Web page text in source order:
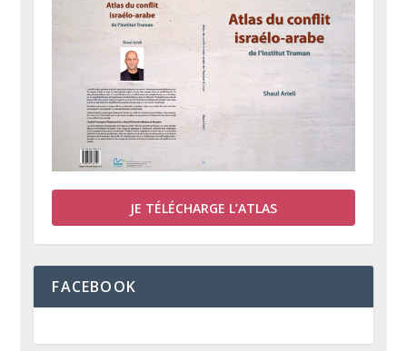
JE TÉLÉCHARGE L’ATLAS
FACEBOOK